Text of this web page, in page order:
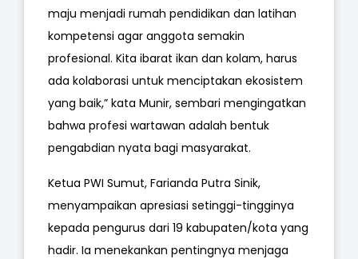
maju menjadi rumah pendidikan dan latihan
kompetensi agar anggota semakin
profesional. Kita ibarat ikan dan kolam, harus
ada kolaborasi untuk menciptakan ekosistem
yang baik,” kata Munir, sembari mengingatkan
bahwa profesi wartawan adalah bentuk
pengabdian nyata bagi masyarakat.
Ketua PWI Sumut, Farianda Putra Sinik,
menyampaikan apresiasi setinggi-tingginya
kepada pengurus dari 19 kabupaten/kota yang
hadir. Ia menekankan pentingnya menjaga